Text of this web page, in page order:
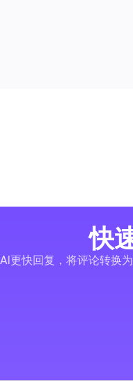
快
更快回复，将评论转换